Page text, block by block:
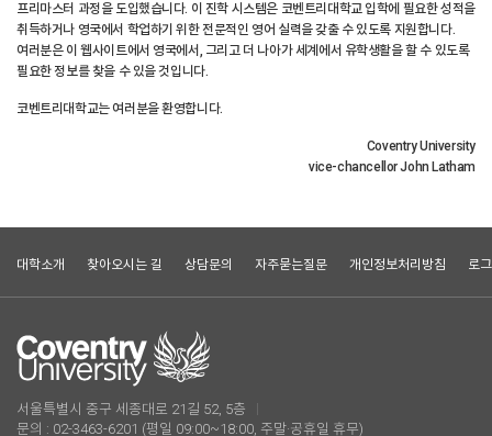
프리마스터 과정을 도입했습니다. 이 진학 시스템은 코벤트리대학교 입학에 필요한 성적을
취득하거나 영국에서 학업하기 위한 전문적인 영어 실력을 갖출 수 있도록 지원합니다.
여러분은 이 웹사이트에서 영국에서, 그리고 더 나아가 세계에서 유학생활을 할 수 있도록
필요한 정보를 찾을 수 있을 것입니다.
코벤트리대학교는 여러분을 환영합니다.
Coventry University
vice-chancellor John Latham
대학소개 찾아오시는 길 상담문의 자주묻는질문 개인정보처리방침 로
서울특별시 중구 세종대로 21길 52, 5층
문의 : 02-3463-6201 (평일 09:00~18:00, 주말·공휴일 휴무)